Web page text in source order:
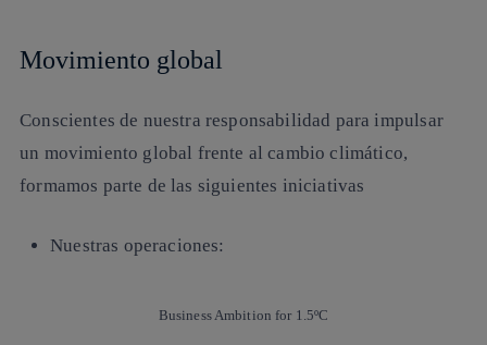
Movimiento global
Conscientes de nuestra responsabilidad para impulsar
un movimiento global frente al cambio climático,
formamos parte de las siguientes iniciativas
Nuestras operaciones:
Business Ambition for 1.5ºC